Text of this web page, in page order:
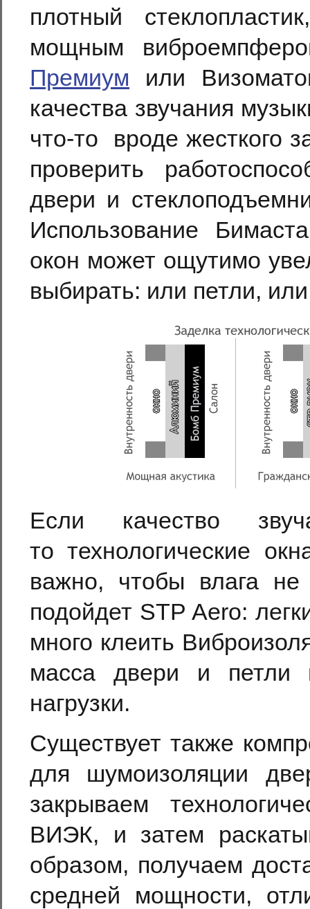
плотный
мощным
Премиум или
качества звучания
что-то вроде жесткого
проверить
двери и
Использование
окон может ощутимо
выбирать: или петли,
Если качество
то технологические
важно, чтобы влага
подойдет STP Aero:
много клеить
масса двери и петли
нагрузки.
Существует также
для шумоизоляции
закрываем
ВИЭК, и затем
образом, получаем
средней мощности,